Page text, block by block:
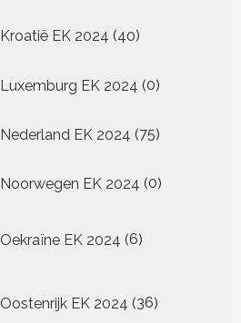
Kroatië EK 2024 4040
Luxemburg EK 2024 00
Nederland EK 2024 7575
Noorwegen EK 2024 00
Oekraïne EK 2024 6
producten
Oostenrijk EK 2024 36
producten